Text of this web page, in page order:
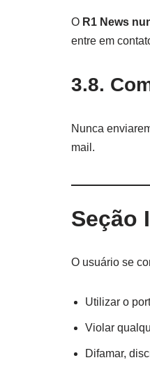
O R1 News
entre em
3.8.
Nunca
mail.
Seção
O usuário se
Utilizar o
Violar
Difamar,